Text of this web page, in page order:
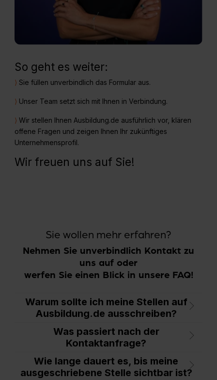
So geht es weiter:
⟩ Sie füllen unverbindlich das Formular aus.
⟩ Unser Team setzt sich mit Ihnen in Verbindung.
⟩ Wir stellen Ihnen Ausbildung.de ausführlich vor, klären
offene Fragen und zeigen Ihnen Ihr zukünftiges
Unternehmensprofil.
Wir freuen uns auf Sie!
Sie wollen mehr erfahren?
Nehmen Sie unverbindlich Kontakt zu
uns auf oder
werfen Sie einen Blick in unsere FAQ!
Warum sollte ich meine Stellen auf
Ausbildung.de ausschreiben?
Was passiert nach der
Kontaktanfrage?
Wie lange dauert es, bis meine
ausgeschriebene Stelle sichtbar ist?